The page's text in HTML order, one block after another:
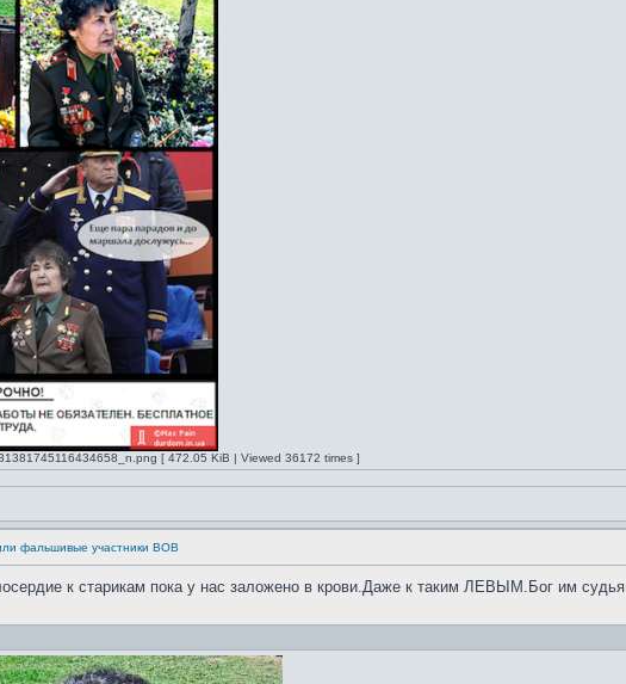
[ 472.05 KiB | Viewed 36172 times ]
фальшивые участники ВОВ
к старикам пока у нас заложено в крови.Даже к таким ЛЕВЫМ.Бог им судья